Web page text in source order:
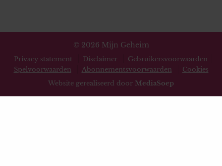
© 2026 Mijn Geheim
Privacy statement Disclaimer
Gebruikersvoorwaarden
Spelvoorwaarden
Abonnementsvoorwaarden
Cookies
Website gerealiseerd door MediaSoep